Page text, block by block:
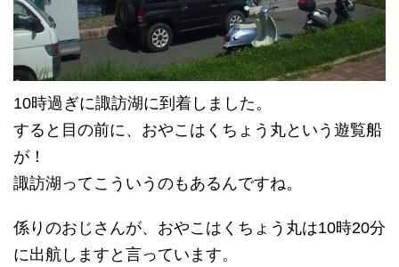
10時過ぎに諏訪湖に到着しました。
すると目の前に、おやこはくちょう丸という遊覧船
が！
諏訪湖ってこういうのもあるんですね。
係りのおじさんが、おやこはくちょう丸は10時20分
に出航しますと言っています。